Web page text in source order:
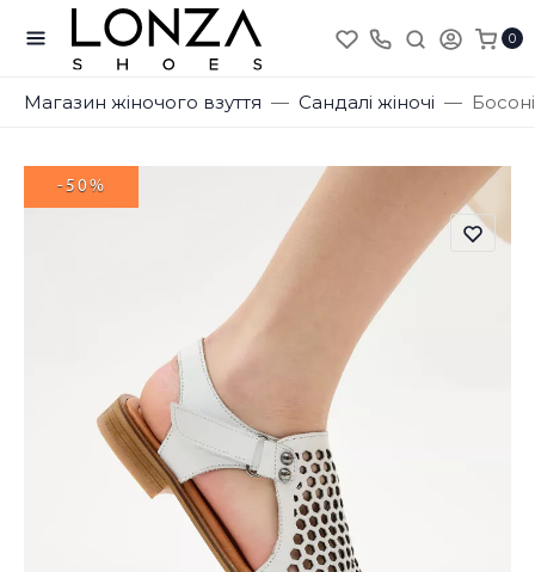
0
Магазин жіночого взуття Сандалі жіночі
-50%